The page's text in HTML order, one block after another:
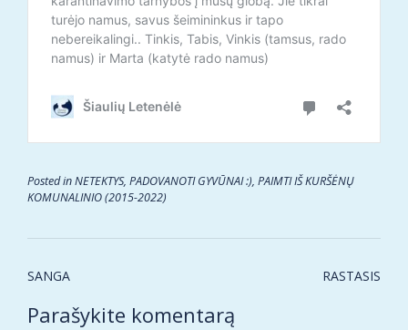
Posted inNETEKTYS, PADOVANOTI GYVŪNAI :), PAIMTI IŠ KURŠĖNŲ
KOMUNALINIO (2015-2022)
Post
SANGA RASTASIS
Parašykite komentarą